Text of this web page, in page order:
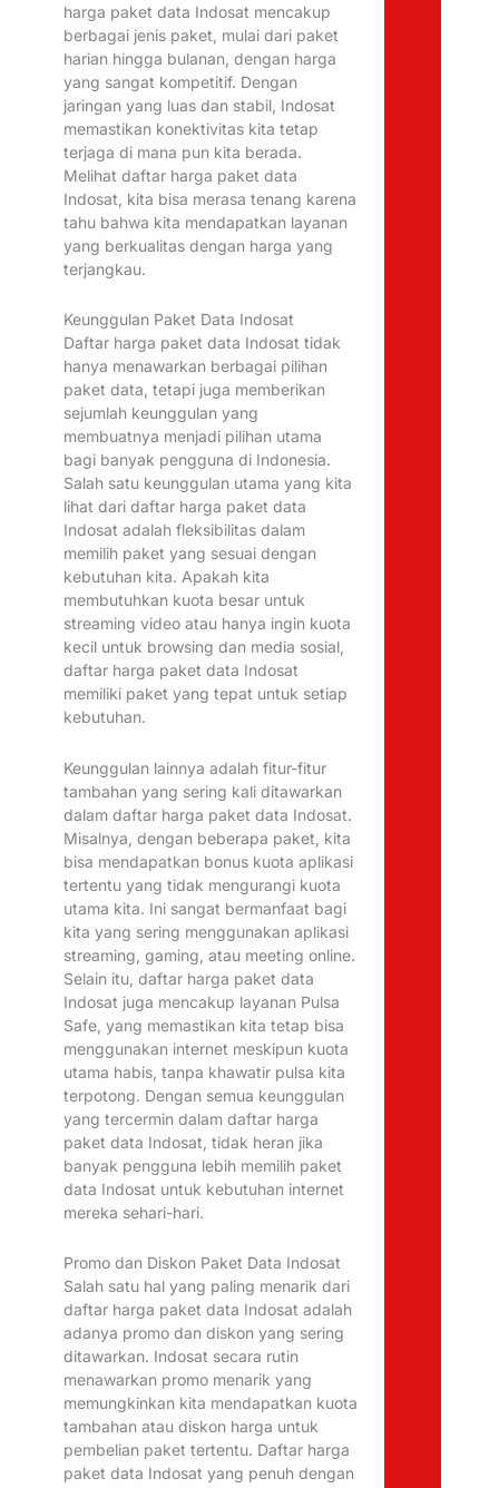
harga paket data Indosat mencakup
berbagai jenis paket, mulai dari paket
harian hingga bulanan, dengan harga
yang sangat kompetitif. Dengan
jaringan yang luas dan stabil, Indosat
memastikan konektivitas kita tetap
terjaga di mana pun kita berada.
Melihat daftar harga paket data
Indosat, kita bisa merasa tenang karena
tahu bahwa kita mendapatkan layanan
yang berkualitas dengan harga yang
terjangkau.
Keunggulan Paket Data Indosat
Daftar harga paket data Indosat tidak
hanya menawarkan berbagai pilihan
paket data, tetapi juga memberikan
sejumlah keunggulan yang
membuatnya menjadi pilihan utama
bagi banyak pengguna di Indonesia.
Salah satu keunggulan utama yang kita
lihat dari daftar harga paket data
Indosat adalah fleksibilitas dalam
memilih paket yang sesuai dengan
kebutuhan kita. Apakah kita
membutuhkan kuota besar untuk
streaming video atau hanya ingin kuota
kecil untuk browsing dan media sosial,
daftar harga paket data Indosat
memiliki paket yang tepat untuk setiap
kebutuhan.
Keunggulan lainnya adalah fitur-fitur
tambahan yang sering kali ditawarkan
dalam daftar harga paket data Indosat.
Misalnya, dengan beberapa paket, kita
bisa mendapatkan bonus kuota aplikasi
tertentu yang tidak mengurangi kuota
utama kita. Ini sangat bermanfaat bagi
kita yang sering menggunakan aplikasi
streaming, gaming, atau meeting online.
Selain itu, daftar harga paket data
Indosat juga mencakup layanan Pulsa
Safe, yang memastikan kita tetap bisa
menggunakan internet meskipun kuota
utama habis, tanpa khawatir pulsa kita
terpotong. Dengan semua keunggulan
yang tercermin dalam daftar harga
paket data Indosat, tidak heran jika
banyak pengguna lebih memilih paket
data Indosat untuk kebutuhan internet
mereka sehari-hari.
Promo dan Diskon Paket Data Indosat
Salah satu hal yang paling menarik dari
daftar harga paket data Indosat adalah
adanya promo dan diskon yang sering
ditawarkan. Indosat secara rutin
menawarkan promo menarik yang
memungkinkan kita mendapatkan kuota
tambahan atau diskon harga untuk
pembelian paket tertentu. Daftar harga
paket data Indosat yang penuh dengan